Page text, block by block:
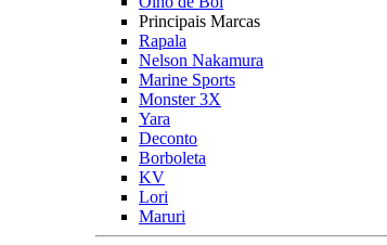
Principais Marcas
Rapala
Nelson Nakamura
Marine Sports
Monster 3X
Yara
Deconto
Borboleta
KV
Lori
Maruri